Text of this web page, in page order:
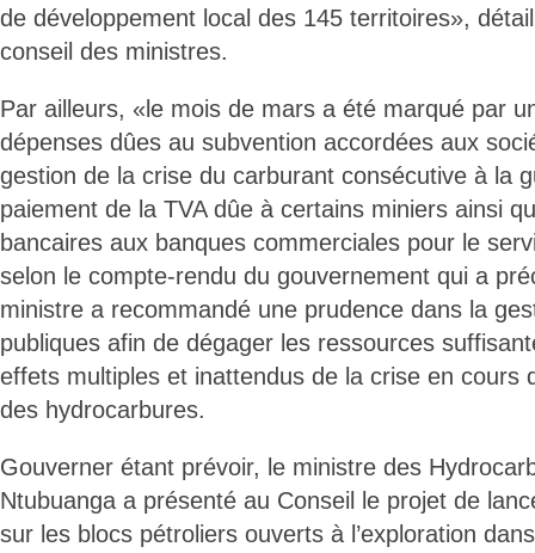
de développement local des 145 territoires»,
conseil des ministres.
Par ailleurs, «le mois de mars a été marqué par
dépenses dûes au subvention accordées aux
gestion de la crise du carburant consécutive à la
paiement de la TVA dûe à certains miniers ainsi
bancaires aux banques commerciales pour le
selon le compte-rendu du gouvernement qui a
ministre a recommandé une prudence dans la
publiques afin de dégager les ressources
effets multiples et inattendus de la crise en cours
des hydrocarbures.
Gouverner étant prévoir, le ministre des
Ntubuanga a présenté au Conseil le projet de
sur les blocs pétroliers ouverts à l’exploration